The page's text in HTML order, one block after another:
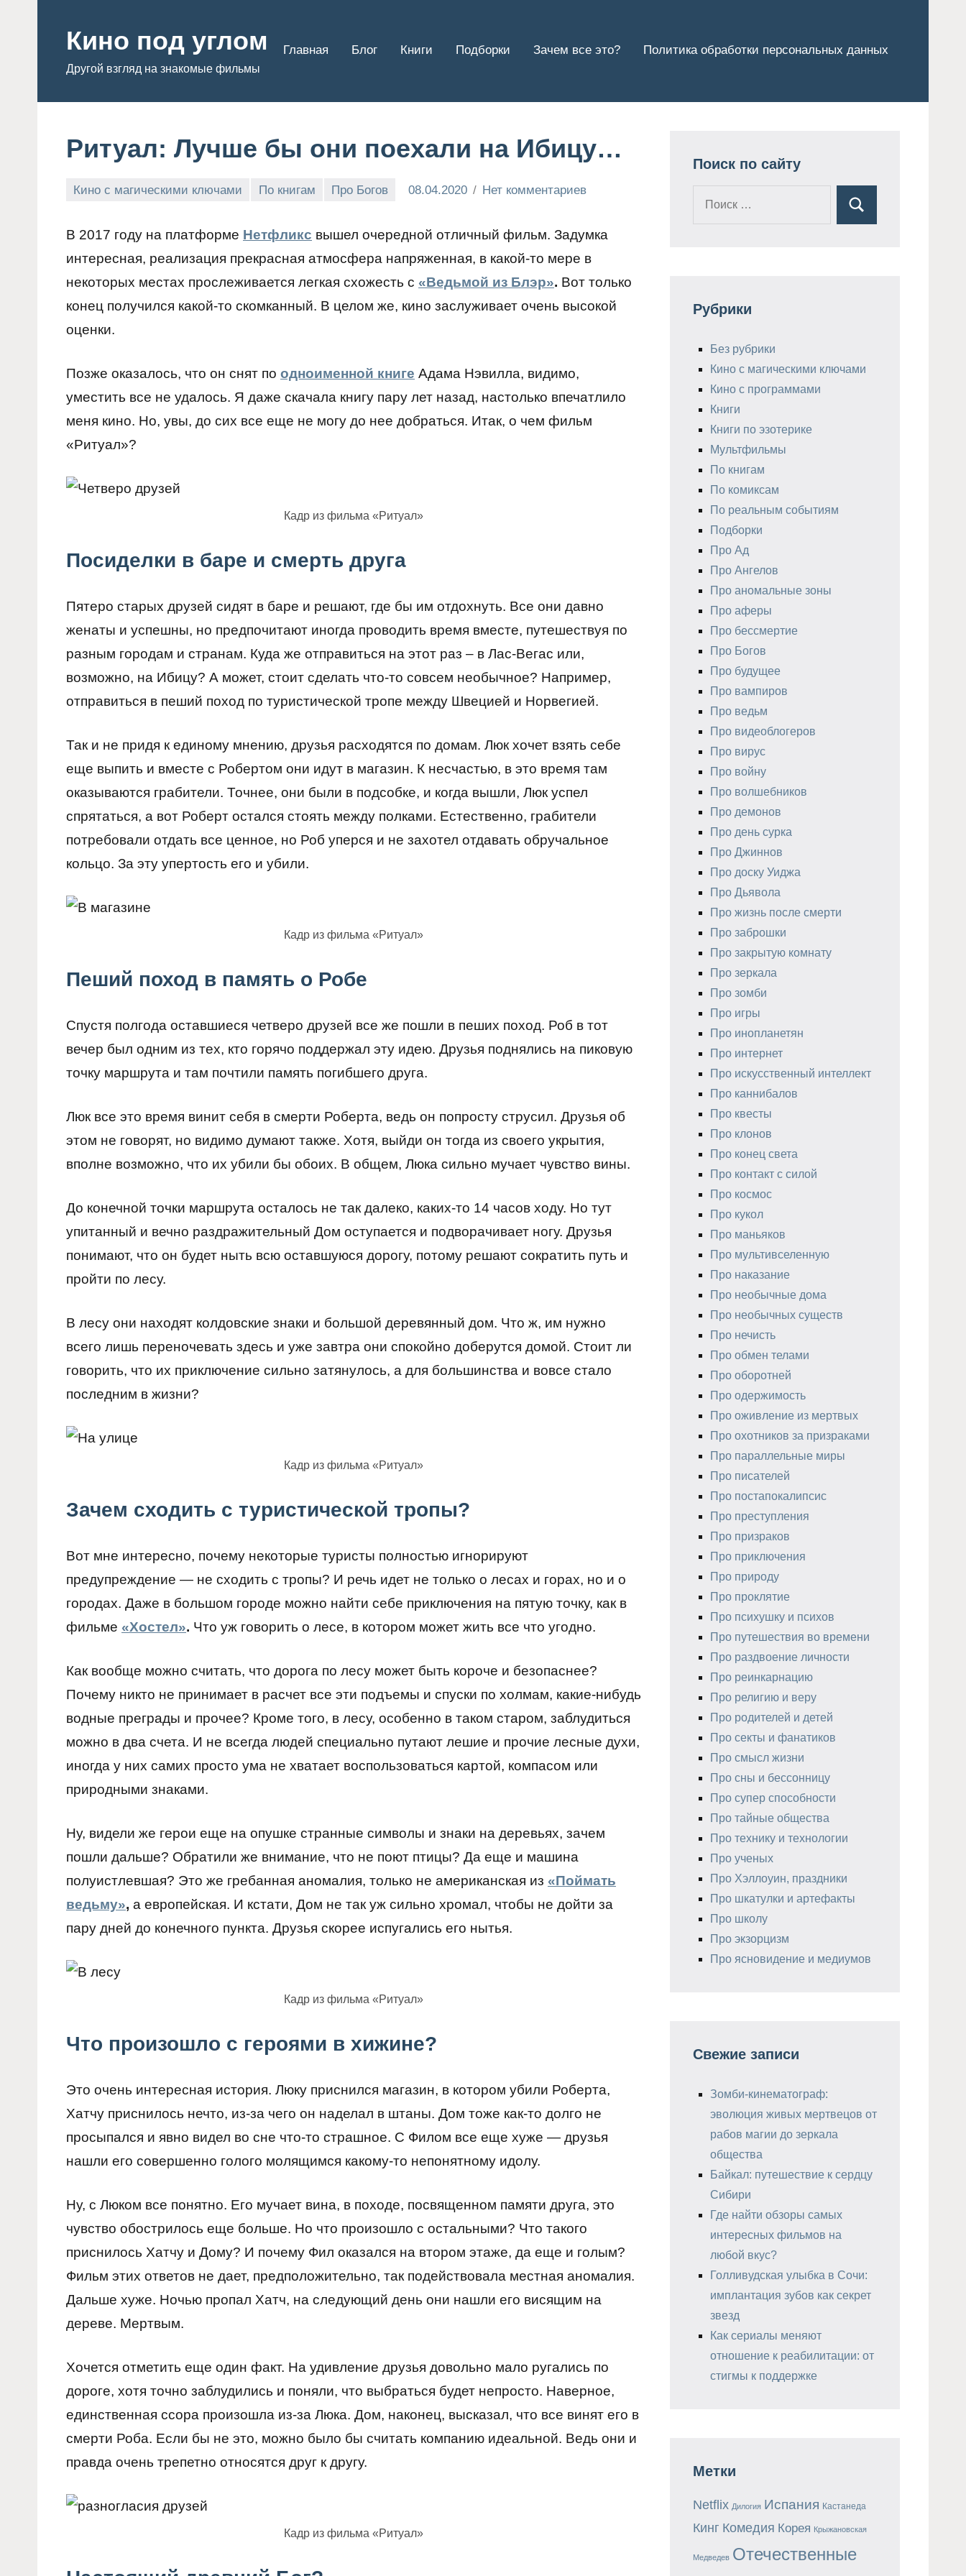
содержимому
Кино под углом
Другой взгляд на знакомые фильмы
Главная Блог Книги Подборки Зачем все это? Политика обработки персональных данных
Ритуал: Лучше бы они поехали на Ибицу…
Кино с магическими ключами По книгам Про Богов 08.04.2020 Нет комментариев
В 2017 году на платформе Нетфликс вышел очередной отличный фильм. Задумка
интересная, реализация прекрасная атмосфера напряженная, в какой-то мере в
некоторых местах прослеживается легкая схожесть с «Ведьмой из Блэр». Вот только
конец получился какой-то скомканный. В целом же, кино заслуживает очень высокой
оценки.
Позже оказалось, что он снят по одноименной книге Адама Нэвилла, видимо,
уместить все не удалось. Я даже скачала книгу пару лет назад, настолько впечатлило
меня кино. Но, увы, до сих все еще не могу до нее добраться. Итак, о чем фильм
«Ритуал»?
Кадр из фильма «Ритуал»
Посиделки в баре и смерть друга
Пятеро старых друзей сидят в баре и решают, где бы им отдохнуть. Все они давно
женаты и успешны, но предпочитают иногда проводить время вместе, путешествуя по
разным городам и странам. Куда же отправиться на этот раз – в Лас-Вегас или,
возможно, на Ибицу? А может, стоит сделать что-то совсем необычное? Например,
отправиться в пеший поход по туристической тропе между Швецией и Норвегией.
Так и не придя к единому мнению, друзья расходятся по домам. Люк хочет взять себе
еще выпить и вместе с Робертом они идут в магазин. К несчастью, в это время там
оказываются грабители. Точнее, они были в подсобке, и когда вышли, Люк успел
спрятаться, а вот Роберт остался стоять между полками. Естественно, грабители
потребовали отдать все ценное, но Роб уперся и не захотел отдавать обручальное
кольцо. За эту упертость его и убили.
Кадр из фильма «Ритуал»
Пеший поход в память о Робе
Спустя полгода оставшиеся четверо друзей все же пошли в пеших поход. Роб в тот
вечер был одним из тех, кто горячо поддержал эту идею. Друзья поднялись на пиковую
точку маршрута и там почтили память погибшего друга.
Люк все это время винит себя в смерти Роберта, ведь он попросту струсил. Друзья об
этом не говорят, но видимо думают также. Хотя, выйди он тогда из своего укрытия,
вполне возможно, что их убили бы обоих. В общем, Люка сильно мучает чувство вины.
До конечной точки маршрута осталось не так далеко, каких-то 14 часов ходу. Но тут
упитанный и вечно раздражительный Дом оступается и подворачивает ногу. Друзья
понимают, что он будет ныть всю оставшуюся дорогу, потому решают сократить путь и
пройти по лесу.
В лесу они находят колдовские знаки и большой деревянный дом. Что ж, им нужно
всего лишь переночевать здесь и уже завтра они спокойно доберутся домой. Стоит ли
говорить, что их приключение сильно затянулось, а для большинства и вовсе стало
последним в жизни?
Кадр из фильма «Ритуал»
Зачем сходить с туристической тропы?
Вот мне интересно, почему некоторые туристы полностью игнорируют
предупреждение — не сходить с тропы? И речь идет не только о лесах и горах, но и о
городах. Даже в большом городе можно найти себе приключения на пятую точку, как в
фильме «Хостел». Что уж говорить о лесе, в котором может жить все что угодно.
Как вообще можно считать, что дорога по лесу может быть короче и безопаснее?
Почему никто не принимает в расчет все эти подъемы и спуски по холмам, какие-нибудь
водные преграды и прочее? Кроме того, в лесу, особенно в таком старом, заблудиться
можно в два счета. И не всегда людей специально путают лешие и прочие лесные духи,
иногда у них самих просто ума не хватает воспользоваться картой, компасом или
природными знаками.
Ну, видели же герои еще на опушке странные символы и знаки на деревьях, зачем
пошли дальше? Обратили же внимание, что не поют птицы? Да еще и машина
полуистлевшая? Это же гребанная аномалия, только не американская из «Поймать
ведьму», а европейская. И кстати, Дом не так уж сильно хромал, чтобы не дойти за
пару дней до конечного пункта. Друзья скорее испугались его нытья.
Кадр из фильма «Ритуал»
Что произошло с героями в хижине?
Это очень интересная история. Люку приснился магазин, в котором убили Роберта,
Хатчу приснилось нечто, из-за чего он наделал в штаны. Дом тоже как-то долго не
просыпался и явно видел во сне что-то страшное. С Филом все еще хуже — друзья
нашли его совершенно голого молящимся какому-то непонятному идолу.
Ну, с Люком все понятно. Его мучает вина, в походе, посвященном памяти друга, это
чувство обострилось еще больше. Но что произошло с остальными? Что такого
приснилось Хатчу и Дому? И почему Фил оказался на втором этаже, да еще и голым?
Фильм этих ответов не дает, предположительно, так подействовала местная аномалия.
Дальше хуже. Ночью пропал Хатч, на следующий день они нашли его висящим на
дереве. Мертвым.
Хочется отметить еще один факт. На удивление друзья довольно мало ругались по
дороге, хотя точно заблудились и поняли, что выбраться будет непросто. Наверное,
единственная ссора произошла из-за Люка. Дом, наконец, высказал, что все винят его в
смерти Роба. Если бы не это, можно было бы считать компанию идеальной. Ведь они и
правда очень трепетно относятся друг к другу.
Кадр из фильма «Ритуал»
Поиск по сайту
Поиск
Рубрики
Без рубрики
Кино с магическими ключами
Кино с программами
Книги
Книги по эзотерике
Мультфильмы
По книгам
По комиксам
По реальным событиям
Подборки
Про Ад
Про Ангелов
Про аномальные зоны
Про аферы
Про бессмертие
Про Богов
Про будущее
Про вампиров
Про ведьм
Про видеоблогеров
Про вирус
Про войну
Про волшебников
Про демонов
Про день сурка
Про Джиннов
Про доску Уиджа
Про Дьявола
Про жизнь после смерти
Про заброшки
Про закрытую комнату
Про зеркала
Про зомби
Про игры
Про инопланетян
Про интернет
Про искусственный интеллект
Про каннибалов
Про квесты
Про клонов
Про конец света
Про контакт с силой
Про космос
Про кукол
Про маньяков
Про мультивселенную
Про наказание
Про необычные дома
Про необычных существ
Про нечисть
Про обмен телами
Про оборотней
Про одержимость
Про оживление из мертвых
Про охотников за призраками
Про параллельные миры
Про писателей
Про постапокалипсис
Про преступления
Про призраков
Про приключения
Про природу
Про проклятие
Про психушку и психов
Про путешествия во времени
Про раздвоение личности
Про реинкарнацию
Про религию и веру
Про родителей и детей
Про секты и фанатиков
Про смысл жизни
Про сны и бессонницу
Про супер способности
Про тайные общества
Про технику и технологии
Про ученых
Про Хэллоуин, праздники
Про шкатулки и артефакты
Про школу
Про экзорцизм
Про ясновидение и медиумов
Свежие записи
Зомби-кинематограф:
эволюция живых мертвецов от
рабов магии до зеркала
общества
Байкал: путешествие к сердцу
Сибири
Где найти обзоры самых
интересных фильмов на
любой вкус?
Голливудская улыбка в Сочи:
имплантация зубов как секрет
звезд
Как сериалы меняют
отношение к реабилитации: от
стигмы к поддержке
Метки
Netflix Дилогия Испания Кастанеда
Кинг Комедия Корея Крыжановская
Медведев Отечественные